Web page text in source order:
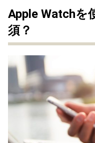
Apple Watchを
須？